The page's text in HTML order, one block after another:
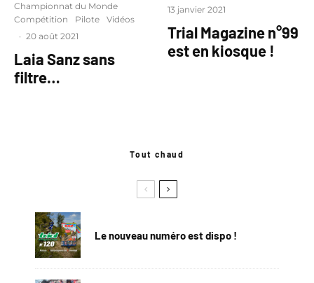
Championnat du Monde
Compétition
Pilote
Vidéos
· 20 août 2021
Laia Sanz sans
filtre…
13 janvier 2021
Trial Magazine n°99
est en kiosque !
Tout chaud
Le nouveau numéro est dispo !